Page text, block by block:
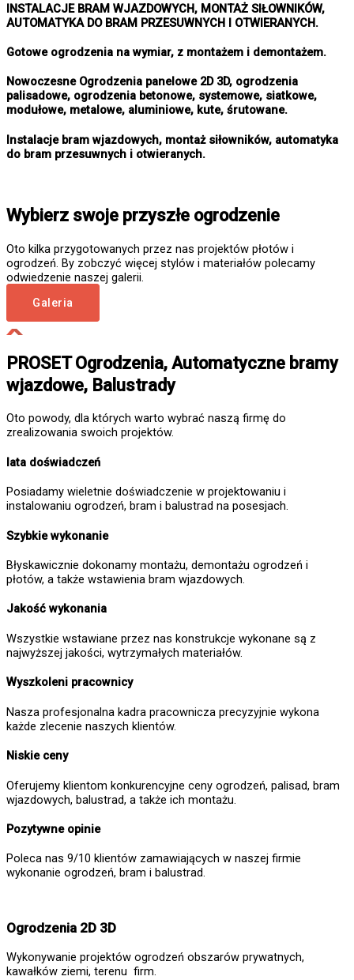
INSTALACJE BRAM WJAZDOWYCH, MONTAŻ SIŁOWNIKÓW,
AUTOMATYKA DO BRAM PRZESUWNYCH I OTWIERANYCH.
Gotowe ogrodzenia na wymiar, z montażem i demontażem.
Nowoczesne Ogrodzenia panelowe 2D 3D, ogrodzenia
palisadowe, ogrodzenia betonowe, systemowe, siatkowe,
modułowe, metalowe, aluminiowe, kute, śrutowane.
Instalacje bram wjazdowych, montaż siłowników, automatyka
do bram przesuwnych i otwieranych.
Wybierz swoje przyszłe ogrodzenie
Oto kilka przygotowanych przez nas projektów płotów i
ogrodzeń. By zobczyć więcej stylów i materiałów polecamy
odwiedzenie naszej galerii.
Galeria
PROSET Ogrodzenia, Automatyczne bramy
wjazdowe, Balustrady
Oto powody, dla których warto wybrać naszą firmę do
zrealizowania swoich projektów.
lata doświadczeń
Posiadamy wieletnie doświadczenie w projektowaniu i
instalowaniu ogrodzeń, bram i balustrad na posesjach.
Szybkie wykonanie
Błyskawicznie dokonamy montażu, demontażu ogrodzeń i
płotów, a także wstawienia bram wjazdowych.
Jakość wykonania
Wszystkie wstawiane przez nas konstrukcje wykonane są z
najwyższej jakości, wytrzymałych materiałów.
Wyszkoleni pracownicy
Nasza profesjonalna kadra pracownicza precyzyjnie wykona
każde zlecenie naszych klientów.
Niskie ceny
Oferujemy klientom konkurencyjne ceny ogrodzeń, palisad, bram
wjazdowych, balustrad, a także ich montażu.
Pozytywne opinie
Poleca nas 9/10 klientów zamawiających w naszej firmie
wykonanie ogrodzeń, bram i balustrad.
Ogrodzenia 2D 3D
Wykonywanie projektów ogrodzeń obszarów prywatnych,
kawałków ziemi, terenu firm.